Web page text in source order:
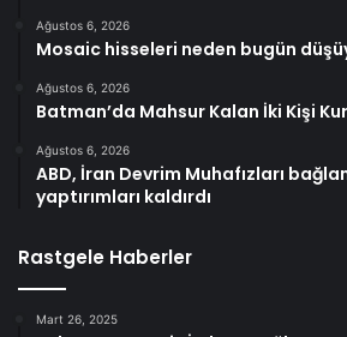
Ağustos 6, 2026
Mosaic hisseleri neden bugün
Ağustos 6, 2026
Batman’da Mahsur Kalan İki Kişi
Ağustos 6, 2026
ABD, İran Devrim Muhafızları
yaptırımları kaldırdı
Rastgele Haberler
Mart 26, 2025